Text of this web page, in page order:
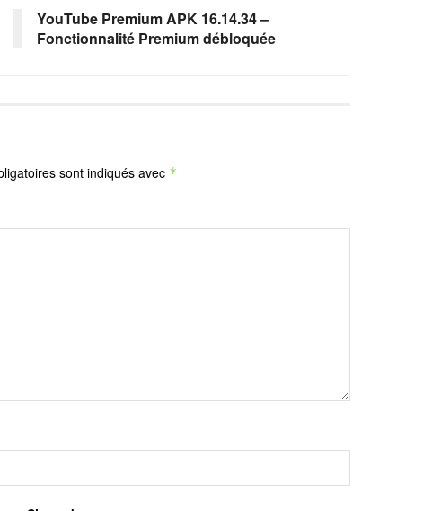
YouTube Premium APK 16.14.34 –
Fonctionnalité Premium débloquée
sont indiqués avec *